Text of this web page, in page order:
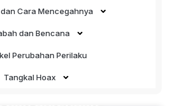
Cara Mencegahnya
dan Bencana
Perubahan Perilaku
Tangkal Hoax